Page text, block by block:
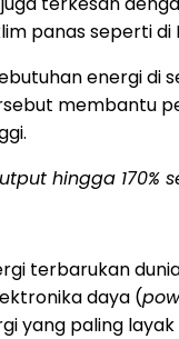
panas seperti di
energi di
membantu
hingga 170%
terbarukan
daya (
yang paling